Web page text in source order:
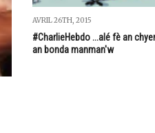
AVRIL 26TH, 2015
#CharlieHebdo ...alé fè an
an bonda manman'w